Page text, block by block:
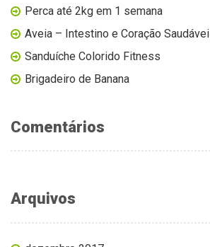
Perca até 2kg em 1 semana
Aveia – Intestino e Coração
Sanduíche Colorido Fitness
Brigadeiro de Banana
Comentários
Arquivos